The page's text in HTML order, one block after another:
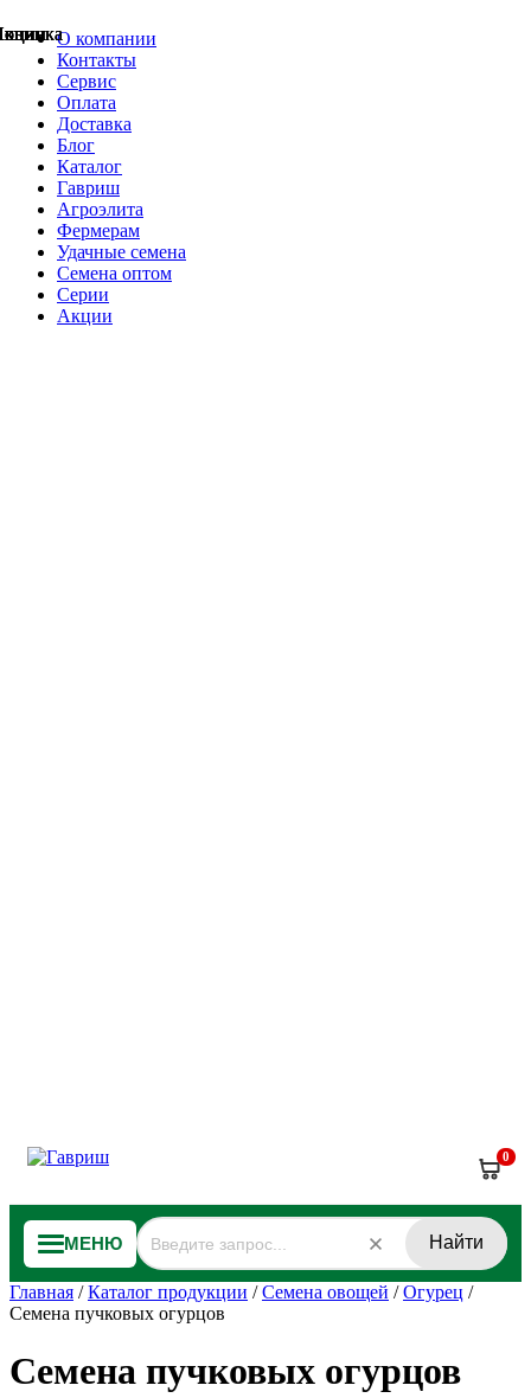
О компании
Контакты
Сервис
Оплата
Доставка
Блог
Каталог
Гавриш
Агроэлита
Фермерам
Удачные семена
Семена оптом
Серии
Акции
0
МЕНЮ Найти
Главная /Каталог продукции /Семена овощей /Огурец /
Семена пучковых огурцов
Семена пучковых огурцов